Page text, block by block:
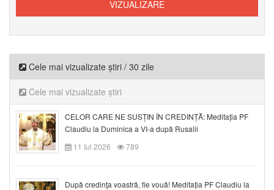
Cele mai vizualizate știri / 30 zile
Cele mai vizualizate știri
CELOR CARE NE SUSȚIN ÎN CREDINȚĂ: Meditația PF
Claudiu la Duminica a VI-a după Rusalii
11 Iul 2026
789
După credinţa voastră, fie vouă! Meditația PF Claudiu la